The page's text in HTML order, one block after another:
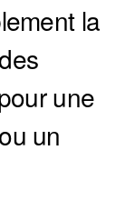
la
une
un